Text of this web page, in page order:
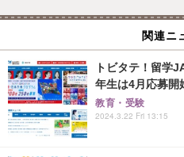
関連ニ
トビタテ！留学
年生は4月応募開
教育・受験
2024.3.22 Fri 13:15